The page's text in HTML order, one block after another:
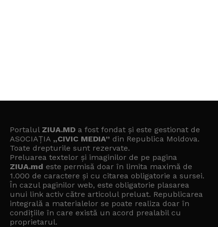
Portalul ZIUA.MD a fost fondat și este gestionat de
ASOCIAȚIA „CIVIC MEDIA” din Republica Moldova.
Toate drepturile sunt rezervate.
Preluarea textelor și imaginilor de pe pagina
ZIUA.md este permisă doar în limita maximă de
1.000 de caractere și cu citarea obligatorie a sursei.
În cazul paginilor web, este obligatorie plasarea
unui link activ către articolul preluat. Republicarea
integrală a materialelor se poate realiza doar în
condițiile în care există un acord prealabil cu
proprietarul.